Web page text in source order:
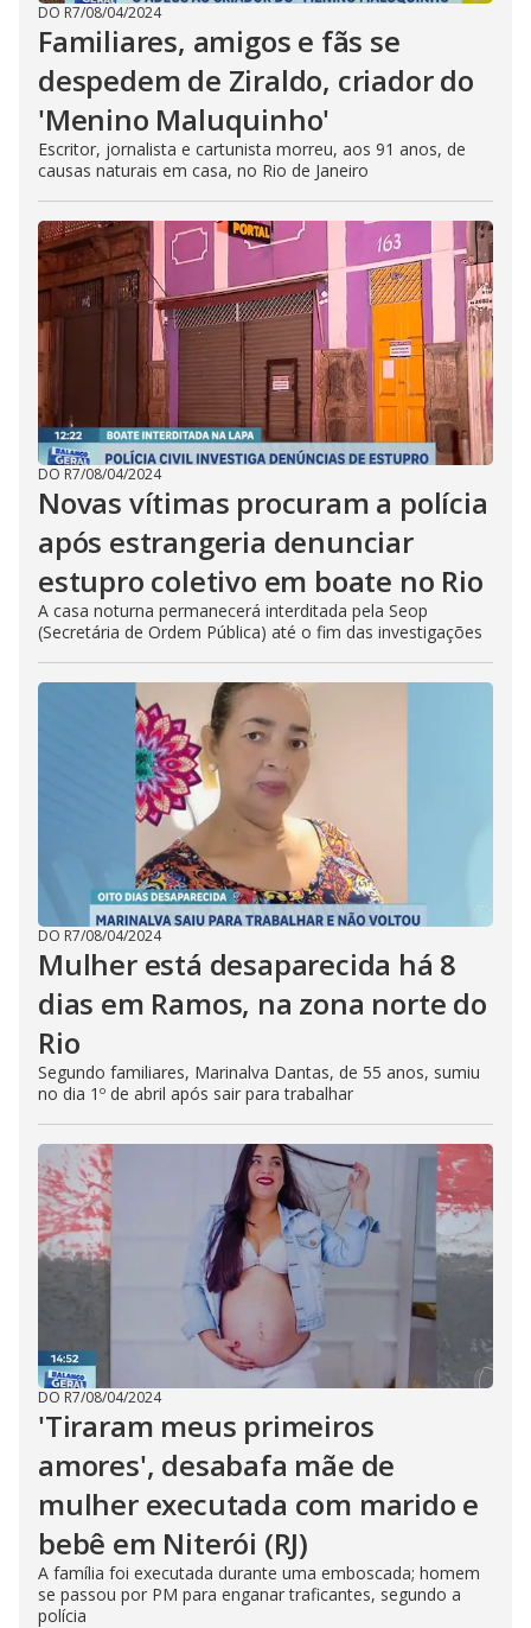
DO R7/08/04/2024
Familiares, amigos e fãs se
despedem de Ziraldo, criador do
'Menino Maluquinho'
Escritor, jornalista e cartunista morreu, aos 91 anos, de
causas naturais em casa, no Rio de Janeiro
DO R7/08/04/2024
Novas vítimas procuram a polícia
após estrangeria denunciar
estupro coletivo em boate no Rio
A casa noturna permanecerá interditada pela Seop
(Secretária de Ordem Pública) até o fim das investigações
DO R7/08/04/2024
Mulher está desaparecida há 8
dias em Ramos, na zona norte do
Rio
Segundo familiares, Marinalva Dantas, de 55 anos, sumiu
no dia 1º de abril após sair para trabalhar
DO R7/08/04/2024
'Tiraram meus primeiros
amores', desabafa mãe de
mulher executada com marido e
bebê em Niterói (RJ)
A família foi executada durante uma emboscada; homem
se passou por PM para enganar traficantes, segundo a
polícia